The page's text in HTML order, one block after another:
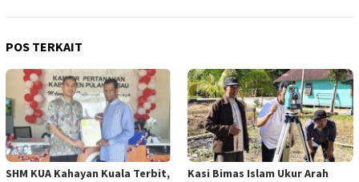
POS TERKAIT
SHM KUA Kahayan Kuala Terbit,
Kasi Bimas Islam Ukur Arah